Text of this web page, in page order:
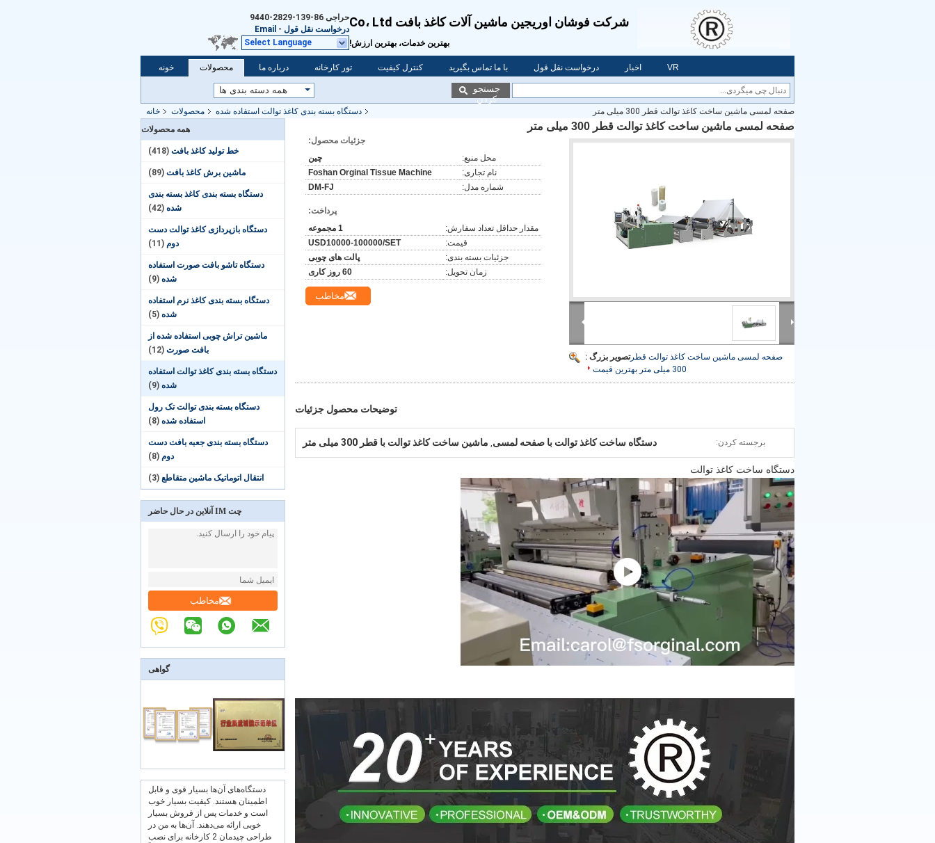
شرکت فوشان اوریجین ماشین آلات کاغذ بافت Co، Ltd
بهترین خدمات، بهترین ارزش!
حراجی 86-139-2829-9440
درخواست نقل قول -
Email
Select Language
خونه محصولات درباره ما تور کارخانه کنترل کیفیت با ما تماس بگیرید درخواست نقل قول اخبار VR
جستجو
کردن
خانه محصولات دستگاه بسته بندی کاغذ توالت استفاده شده
صفحه لمسی ماشین ساخت کاغذ توالت قطر 300 میلی متر
همه محصولات
خط تولید کاغذ بافت (418)
ماشین برش کاغذ بافت (89)
دستگاه بسته بندی کاغذ بسته بندی
شده (42)
دستگاه بازپردازی کاغذ توالت دست
دوم (11)
دستگاه تاشو بافت صورت استفاده
شده (9)
دستگاه بسته بندی کاغذ نرم استفاده
شده (5)
ماشین تراش چوبی استفاده شده از
بافت صورت (12)
دستگاه بسته بندی کاغذ توالت استفاده
شده (9)
دستگاه بسته بندی توالت تک رول
استفاده شده (8)
دستگاه بسته بندی جعبه بافت دست
دوم (8)
انتقال اتوماتیک ماشین متقاطع (3)
چت IM آنلاین در حال حاضر
مخاطب
گواهی
دستگاه‌های آن‌ها بسیار قوی و قابل
اطمینان هستند. کیفیت بسیار خوب
است و خدمات پس از فروش بسیار
خوبی ارائه می‌دهند. آن‌ها به من در
طراحی چیدمان 2 کارخانه برای نصب
صفحه لمسی ماشین ساخت کاغذ توالت قطر 300 میلی متر
تصویر بزرگ :صفحه لمسی ماشین ساخت کاغذ توالت قطر
300 میلی متر
بهترین قیمت
جزئیات محصول:
محل منبع:
چین
نام تجاری:
Foshan Orginal Tissue Machine
شماره مدل:
DM-FJ
پرداخت:
مقدار حداقل تعداد سفارش:
1 مجموعه
قیمت:
USD10000-100000/SET
جزئیات بسته بندی:
پالت های چوبی
زمان تحویل:
60 روز کاری
مخاطب
توضیحات محصول جزئیات
برجسته کردن: دستگاه ساخت کاغذ توالت با صفحه لمسی, ماشین ساخت کاغذ توالت با قطر 300 میلی متر
دستگاه ساخت کاغذ توالت